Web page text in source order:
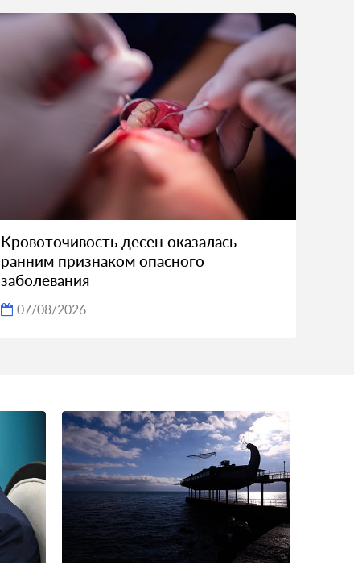
Кровоточивость десен оказалась
ранним признаком опасного
заболевания
07/08/2026